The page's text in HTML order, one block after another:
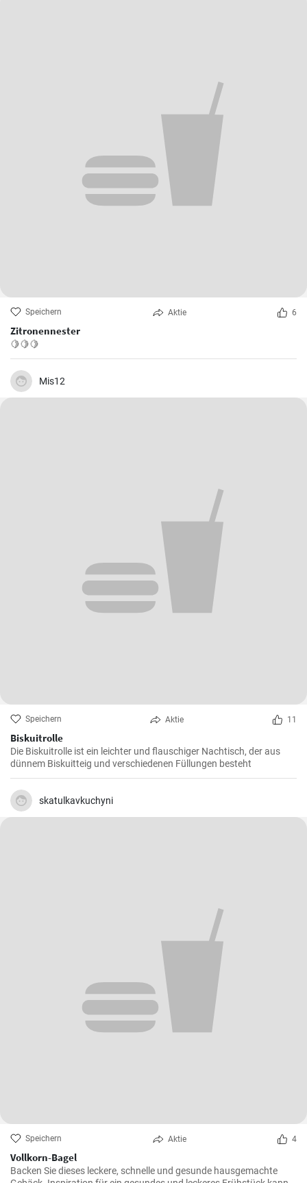
Speichern Aktie 6
Zitronennester
🍋🍋🍋
Mis12
Speichern Aktie 11
Biskuitrolle
Die Biskuitrolle ist ein leichter und flauschiger Nachtisch, der aus
dünnem Biskuitteig und verschiedenen Füllungen besteht
skatulkavkuchyni
Speichern Aktie 4
Vollkorn-Bagel
Backen Sie dieses leckere, schnelle und gesunde hausgemachte